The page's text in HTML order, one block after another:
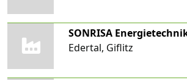
Edertal, Giflitz